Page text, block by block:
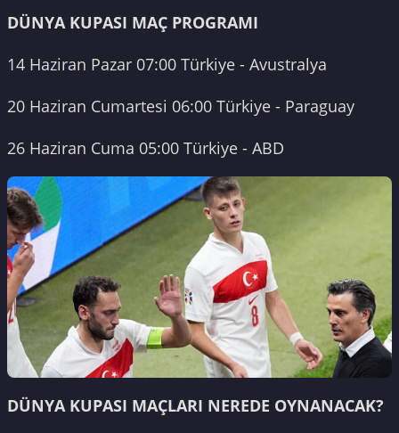
DÜNYA KUPASI MAÇ PROGRAMI
14 Haziran Pazar 07:00 Türkiye - Avustralya
20 Haziran Cumartesi 06:00 Türkiye - Paraguay
26 Haziran Cuma 05:00 Türkiye - ABD
DÜNYA KUPASI MAÇLARI NEREDE OYNANACAK?